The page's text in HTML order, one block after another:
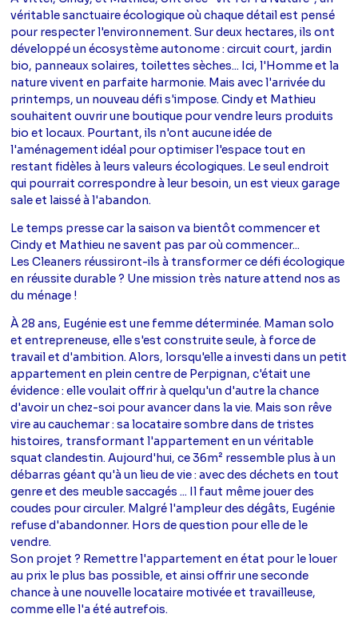
véritable sanctuaire écologique où chaque détail est pensé
pour respecter l'environnement. Sur deux hectares, ils ont
développé un écosystème autonome : circuit court, jardin
bio, panneaux solaires, toilettes sèches... Ici, l'Homme et la
nature vivent en parfaite harmonie. Mais avec l'arrivée du
printemps, un nouveau défi s'impose. Cindy et Mathieu
souhaitent ouvrir une boutique pour vendre leurs produits
bio et locaux. Pourtant, ils n'ont aucune idée de
l'aménagement idéal pour optimiser l'espace tout en
restant fidèles à leurs valeurs écologiques. Le seul endroit
qui pourrait correspondre à leur besoin, un est vieux garage
sale et laissé à l'abandon.
Le temps presse car la saison va bientôt commencer et
Cindy et Mathieu ne savent pas par où commencer...
Les Cleaners réussiront-ils à transformer ce défi écologique
en réussite durable ? Une mission très nature attend nos as
du ménage !
À 28 ans, Eugénie est une femme déterminée. Maman solo
et entrepreneuse, elle s'est construite seule, à force de
travail et d'ambition. Alors, lorsqu'elle a investi dans un petit
appartement en plein centre de Perpignan, c'était une
évidence : elle voulait offrir à quelqu'un d'autre la chance
d'avoir un chez-soi pour avancer dans la vie. Mais son rêve
vire au cauchemar : sa locataire sombre dans de tristes
histoires, transformant l'appartement en un véritable
squat clandestin. Aujourd'hui, ce 36m² ressemble plus à un
débarras géant qu'à un lieu de vie : avec des déchets en tout
genre et des meuble saccagés ... Il faut même jouer des
coudes pour circuler. Malgré l'ampleur des dégâts, Eugénie
refuse d'abandonner. Hors de question pour elle de le
vendre.
Son projet ? Remettre l'appartement en état pour le louer
au prix le plus bas possible, et ainsi offrir une seconde
chance à une nouvelle locataire motivée et travailleuse,
comme elle l'a été autrefois.